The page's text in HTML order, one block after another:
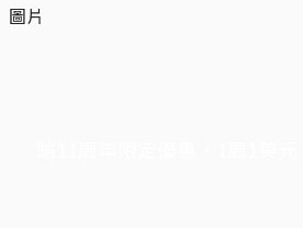
圖片